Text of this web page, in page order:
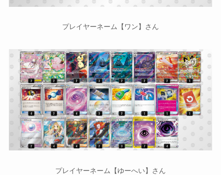
プレイヤーネーム【ワン】さん
プレイヤーネーム【ゆーへい】さん